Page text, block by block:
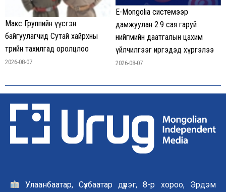
Макс Группийн үүсгэн
байгуулагчид Сутай хайрхны
төрийн тахилгад оролцлоо
2026-08-07
E-Mongolia системээр
дамжуулан 2.9 сая гаруй
нийгмийн даатгалын цахим
үйлчилгээг иргэдэд хүргэлээ
2026-08-07
Улаанбаатар, Сүхбаатар дүүрэг, 8-р хороо, Эрдэм